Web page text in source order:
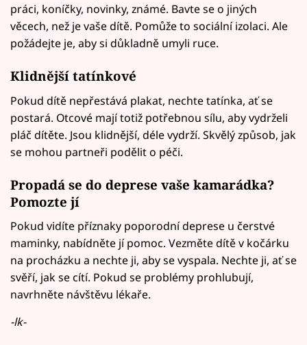
práci, koníčky, novinky, známé. Bavte se o jiných
věcech, než je vaše dítě. Pomůže to sociální izolaci. Ale
požádejte je, aby si důkladně umyli ruce.
Klidnější tatínkové
Pokud dítě nepřestává plakat, nechte tatínka, ať se
postará. Otcové mají totiž potřebnou sílu, aby vydrželi
pláč dítěte. Jsou klidnější, déle vydrží. Skvělý způsob, jak
se mohou partneři podělit o péči.
Propadá se do deprese vaše kamarádka?
Pomozte jí
Pokud vidíte příznaky poporodní deprese u čerstvé
maminky, nabídněte jí pomoc. Vezměte dítě v kočárku
na procházku a nechte ji, aby se vyspala. Nechte ji, ať se
svěří, jak se cítí. Pokud se problémy prohlubují,
navrhněte návštěvu lékaře.
-lk-